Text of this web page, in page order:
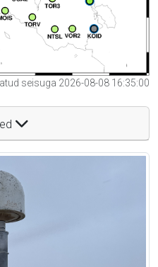
seisuga 2026-08-08 16:35:00